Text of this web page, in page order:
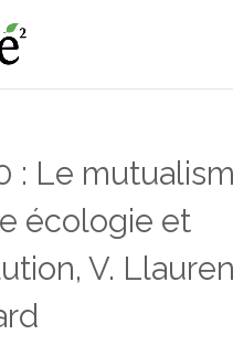
: Le
écologie et
V.